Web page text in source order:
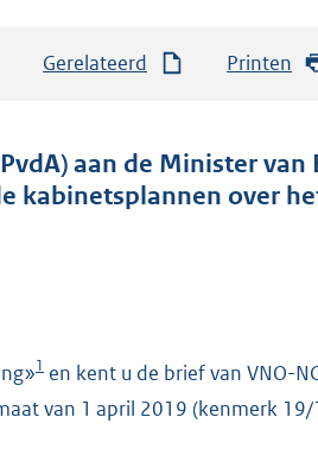
Gerelateerd Printen
aan de Minister van
kabinetsplannen over
1 en kent u de brief van VNO-
van 1 april 2019 (kenmerk